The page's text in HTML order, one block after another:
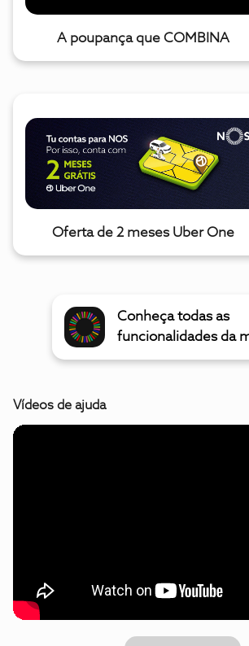
A poupança que COMBINA
Oferta de 2 meses Uber One
Conheça todas as
funcionalidades da
Vídeos de ajuda